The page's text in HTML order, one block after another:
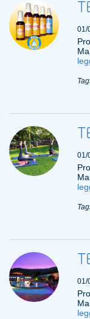
01/
01/
01/